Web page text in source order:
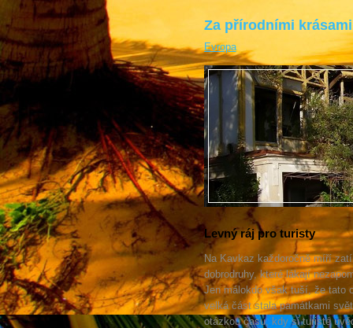
Za přírodními
Evropa
Levný ráj pro turisty
Na Kavkaz každoročně míří
dobrodruhy, které lákají
Jen málokdo však tuší, že tato
velká část stala památkami
otázkou času, kdy si turisté